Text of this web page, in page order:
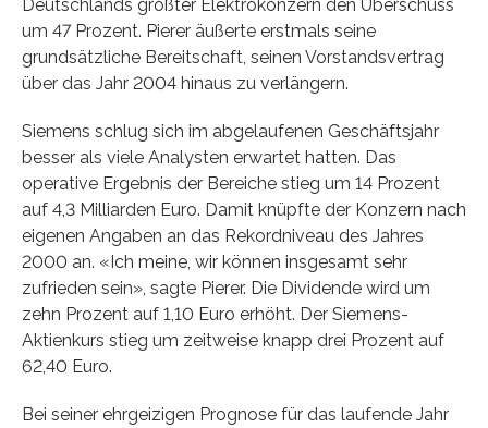
Deutschlands größter Elektrokonzern den Überschuss
um 47 Prozent. Pierer äußerte erstmals seine
grundsätzliche Bereitschaft, seinen Vorstandsvertrag
über das Jahr 2004 hinaus zu verlängern.
Siemens schlug sich im abgelaufenen Geschäftsjahr
besser als viele Analysten erwartet hatten. Das
operative Ergebnis der Bereiche stieg um 14 Prozent
auf 4,3 Milliarden Euro. Damit knüpfte der Konzern nach
eigenen Angaben an das Rekordniveau des Jahres
2000 an. «Ich meine, wir können insgesamt sehr
zufrieden sein», sagte Pierer. Die Dividende wird um
zehn Prozent auf 1,10 Euro erhöht. Der Siemens-
Aktienkurs stieg um zeitweise knapp drei Prozent auf
62,40 Euro.
Bei seiner ehrgeizigen Prognose für das laufende Jahr